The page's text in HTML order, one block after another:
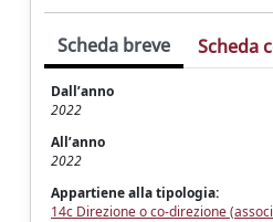
Scheda breve Scheda
Dall’anno
2022
All’anno
2022
Appartiene alla tipologia:
14c Direzione o co-direzione